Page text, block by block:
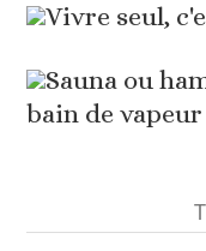
Vivre seul,
Sauna ou
bain de